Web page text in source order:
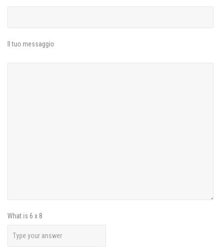
Il tuo messaggio
What is 6 x 8